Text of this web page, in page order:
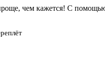
чем кажется! С